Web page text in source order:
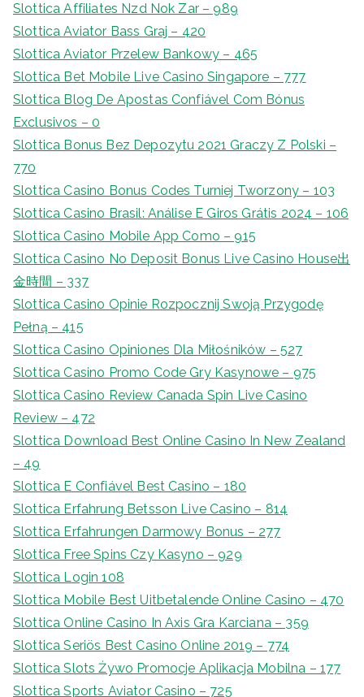
Slottica Affiliates Nzd Nok Zar – 989
Slottica Aviator Bass Graj – 420
Slottica Aviator Przelew Bankowy – 465
Slottica Bet Mobile Live Casino Singapore – 777
Slottica Blog De Apostas Confiável Com Bónus
Exclusivos – 0
Slottica Bonus Bez Depozytu 2021 Graczy Z Polski –
770
Slottica Casino Bonus Codes Turniej Tworzony – 103
Slottica Casino Brasil: Análise E Giros Grátis 2024 – 106
Slottica Casino Mobile App Como – 915
Slottica Casino No Deposit Bonus Live Casino House出
金時間 – 337
Slottica Casino Opinie Rozpocznij Swoją Przygodę
Pełną – 415
Slottica Casino Opiniones Dla Miłośników – 527
Slottica Casino Promo Code Gry Kasynowe – 975
Slottica Casino Review Canada Spin Live Casino
Review – 472
Slottica Download Best Online Casino In New Zealand
– 49
Slottica E Confiável Best Casino – 180
Slottica Erfahrung Betsson Live Casino – 814
Slottica Erfahrungen Darmowy Bonus – 277
Slottica Free Spins Czy Kasyno – 929
Slottica Login 108
Slottica Mobile Best Uitbetalende Online Casino – 470
Slottica Online Casino In Axis Gra Karciana – 359
Slottica Seriös Best Casino Online 2019 – 774
Slottica Slots Żywo Promocje Aplikacja Mobilna – 177
Slottica Sports Aviator Casino – 725